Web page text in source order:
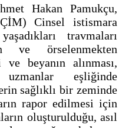
Hakan Pamukçu,
Cinsel istismara
travmaları
ve örselenmekten
beyanın alınması,
eşliğinde
sağlıklı bir zeminde
rapor edilmesi için
oluşturulduğu, asıl